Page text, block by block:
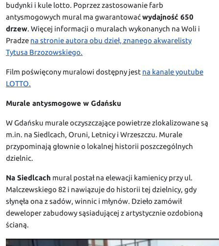
budynki i kule lotto. Poprzez zastosowanie farb
antysmogowych mural ma gwarantowaćwydajność 650
drzew. Więcej informacji o muralach wykonanych na Woli i
Pradze na stronie autora obu dzieł, znanego akwarelisty
Tytusa Brzozowskiego.
Film poświęcony muralowi dostępny jest na kanale youtube
LOTTO.
Murale antysmogowe w Gdańsku
W Gdańsku murale oczyszczające powietrze zlokalizowane są
m.in. na Siedlcach, Oruni, Letnicy i Wrzeszczu. Murale
przypominają głownie o lokalnej historii poszczególnych
dzielnic.
Na Siedlcach mural postał na elewacji kamienicy przy ul.
Malczewskiego 82 i nawiązuje do historii tej dzielnicy, gdy
słynęła ona z sadów, winnic i młynów. Dzieło zamówił
deweloper zabudowy sąsiadującej z artystycznie ozdobioną
ścianą.